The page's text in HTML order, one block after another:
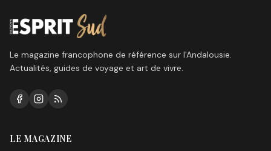
Le magazine francophone de référence sur l'Andalousie.
Actualités, guides de voyage et art de vivre.
LE MAGAZINE